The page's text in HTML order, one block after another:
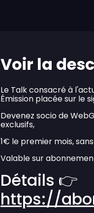
Voir la
Le Talk consacré à
Émission placée sur le
Devenez socio de
exclusifs,
1€ le premier mois,
Valable sur
Détails 👉
https://